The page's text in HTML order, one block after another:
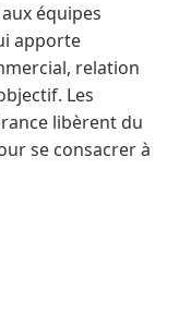
équipes
apporte
relation
Les
libèrent du
se consacrer à